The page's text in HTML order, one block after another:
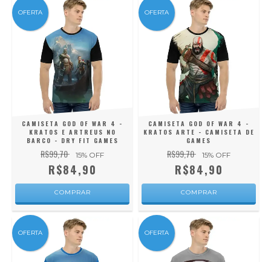
OFERTA
CAMISETA GOD OF WAR 4 -
KRATOS E ARTREUS NO
BARCO - DRY FIT GAMES
R$99,70 15% OFF
R$84,90
COMPRAR
OFERTA
CAMISETA GOD OF WAR 4 -
KRATOS ARTE - CAMISETA DE
GAMES
R$99,70 15% OFF
R$84,90
COMPRAR
OFERTA OFERTA